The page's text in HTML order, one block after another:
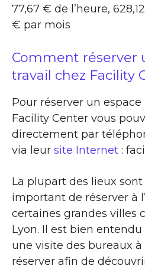
77,67 € de l’heure,
€ par mois
Comment réserver
travail chez Facility
Pour réserver un
Facility Center vous
directement par
via leur site Internet :
La plupart des lieux
important de réserver à
certaines grandes villes
Lyon. Il est bien entendu
une visite des bureaux
réserver afin de